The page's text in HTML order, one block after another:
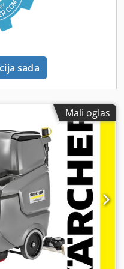
12V 105Ah (2
10A Usisna guma
gume)
prekid vode Magnetni
i punjač su
baterije 105Ah +
za priključenjem na
preko kablova
simboli i pregledna
Jednostavna
žuto kodiranih
integrisanom glavom
zahvaljujući širokom
pedale za
Dobar pregled na
transport. Posebne
uskom i kompaktom
mašina za ribanje i
sa tanjirastom
sada
Mali oglas